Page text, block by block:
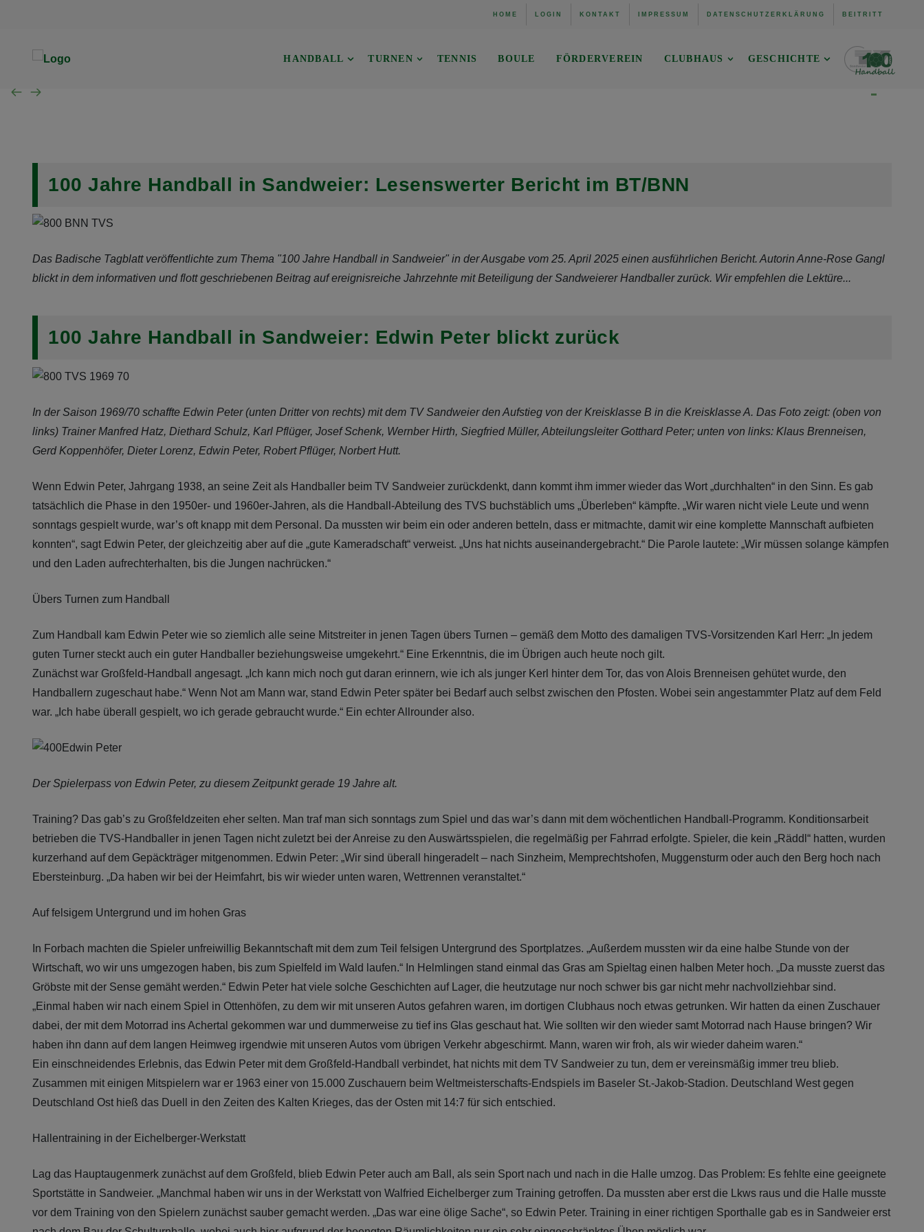
HOME LOGIN KONTAKT IMPRESSUM DATENSCHUTZERKLÄRUNG BEITRITT
HANDBALL TURNEN TENNIS BOULE FÖRDERVEREIN CLUBHAUS GESCHICHTE
100 Jahre Handball in Sandweier: Lesenswerter Bericht im BT/BNN
Das Badische Tagblatt veröffentlichte zum Thema "100 Jahre Handball in Sandweier" in der Ausgabe vom 25. April 2025 einen ausführlichen Bericht. Autorin Anne-Rose Gangl
blickt in dem informativen und flott geschriebenen Beitrag auf ereignisreiche Jahrzehnte mit Beteiligung der Sandweierer Handballer zurück. Wir empfehlen die Lektüre...
100 Jahre Handball in Sandweier: Edwin Peter blickt zurück
In der Saison 1969/70 schaffte Edwin Peter (unten Dritter von rechts) mit dem TV Sandweier den Aufstieg von der Kreisklasse B in die Kreisklasse A. Das Foto zeigt: (oben von
links) Trainer Manfred Hatz, Diethard Schulz, Karl Pflüger, Josef Schenk, Wernber Hirth, Siegfried Müller, Abteilungsleiter Gotthard Peter; unten von links: Klaus Brenneisen,
Gerd Koppenhöfer, Dieter Lorenz, Edwin Peter, Robert Pflüger, Norbert Hutt.
Wenn Edwin Peter, Jahrgang 1938, an seine Zeit als Handballer beim TV Sandweier zurückdenkt, dann kommt ihm immer wieder das Wort „durchhalten“ in den Sinn. Es gab
tatsächlich die Phase in den 1950er- und 1960er-Jahren, als die Handball-Abteilung des TVS buchstäblich ums „Überleben“ kämpfte. „Wir waren nicht viele Leute und wenn
sonntags gespielt wurde, war’s oft knapp mit dem Personal. Da mussten wir beim ein oder anderen betteln, dass er mitmachte, damit wir eine komplette Mannschaft aufbieten
konnten“, sagt Edwin Peter, der gleichzeitig aber auf die „gute Kameradschaft“ verweist. „Uns hat nichts auseinandergebracht.“ Die Parole lautete: „Wir müssen solange kämpfen
und den Laden aufrechterhalten, bis die Jungen nachrücken.“
Übers Turnen zum Handball
Zum Handball kam Edwin Peter wie so ziemlich alle seine Mitstreiter in jenen Tagen übers Turnen – gemäß dem Motto des damaligen TVS-Vorsitzenden Karl Herr: „In jedem
guten Turner steckt auch ein guter Handballer beziehungsweise umgekehrt.“ Eine Erkenntnis, die im Übrigen auch heute noch gilt.
Zunächst war Großfeld-Handball angesagt. „Ich kann mich noch gut daran erinnern, wie ich als junger Kerl hinter dem Tor, das von Alois Brenneisen gehütet wurde, den
Handballern zugeschaut habe.“ Wenn Not am Mann war, stand Edwin Peter später bei Bedarf auch selbst zwischen den Pfosten. Wobei sein angestammter Platz auf dem Feld
war. „Ich habe überall gespielt, wo ich gerade gebraucht wurde.“ Ein echter Allrounder also.
Der Spielerpass von Edwin Peter, zu diesem Zeitpunkt gerade 19 Jahre alt.
Training? Das gab’s zu Großfeldzeiten eher selten. Man traf man sich sonntags zum Spiel und das war’s dann mit dem wöchentlichen Handball-Programm. Konditionsarbeit
betrieben die TVS-Handballer in jenen Tagen nicht zuletzt bei der Anreise zu den Auswärtsspielen, die regelmäßig per Fahrrad erfolgte. Spieler, die kein „Räddl“ hatten, wurden
kurzerhand auf dem Gepäckträger mitgenommen. Edwin Peter: „Wir sind überall hingeradelt – nach Sinzheim, Memprechtshofen, Muggensturm oder auch den Berg hoch nach
Ebersteinburg. „Da haben wir bei der Heimfahrt, bis wir wieder unten waren, Wettrennen veranstaltet.“
Auf felsigem Untergrund und im hohen Gras
In Forbach machten die Spieler unfreiwillig Bekanntschaft mit dem zum Teil felsigen Untergrund des Sportplatzes. „Außerdem mussten wir da eine halbe Stunde von der
Wirtschaft, wo wir uns umgezogen haben, bis zum Spielfeld im Wald laufen.“ In Helmlingen stand einmal das Gras am Spieltag einen halben Meter hoch. „Da musste zuerst das
Gröbste mit der Sense gemäht werden.“ Edwin Peter hat viele solche Geschichten auf Lager, die heutzutage nur noch schwer bis gar nicht mehr nachvollziehbar sind.
„Einmal haben wir nach einem Spiel in Ottenhöfen, zu dem wir mit unseren Autos gefahren waren, im dortigen Clubhaus noch etwas getrunken. Wir hatten da einen Zuschauer
dabei, der mit dem Motorrad ins Achertal gekommen war und dummerweise zu tief ins Glas geschaut hat. Wie sollten wir den wieder samt Motorrad nach Hause bringen? Wir
haben ihn dann auf dem langen Heimweg irgendwie mit unseren Autos vom übrigen Verkehr abgeschirmt. Mann, waren wir froh, als wir wieder daheim waren.“
Ein einschneidendes Erlebnis, das Edwin Peter mit dem Großfeld-Handball verbindet, hat nichts mit dem TV Sandweier zu tun, dem er vereinsmäßig immer treu blieb.
Zusammen mit einigen Mitspielern war er 1963 einer von 15.000 Zuschauern beim Weltmeisterschafts-Endspiels im Baseler St.-Jakob-Stadion. Deutschland West gegen
Deutschland Ost hieß das Duell in den Zeiten des Kalten Krieges, das der Osten mit 14:7 für sich entschied.
Hallentraining in der Eichelberger-Werkstatt
Lag das Hauptaugenmerk zunächst auf dem Großfeld, blieb Edwin Peter auch am Ball, als sein Sport nach und nach in die Halle umzog. Das Problem: Es fehlte eine geeignete
Sportstätte in Sandweier. „Manchmal haben wir uns in der Werkstatt von Walfried Eichelberger zum Training getroffen. Da mussten aber erst die Lkws raus und die Halle musste
vor dem Training von den Spielern zunächst sauber gemacht werden. „Das war eine ölige Sache“, so Edwin Peter. Training in einer richtigen Sporthalle gab es in Sandweier erst
TVS Baden-Baden 1907
SG B.-Baden/Sandweier
Trainingszeiten
Turnen aktuell
Gerätturnen w.
Kinderturnen w.
Verwaltung
Mannschaft der Woche